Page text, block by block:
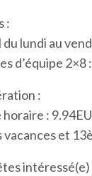
:
du lundi au
d’équipe 2×8
:
horaire :
vacances et